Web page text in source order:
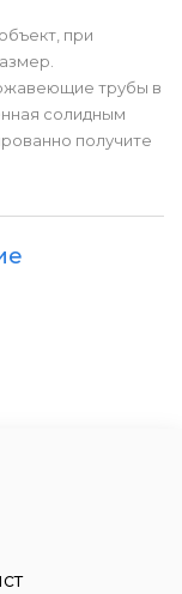
при
трубы в
солидным
получите